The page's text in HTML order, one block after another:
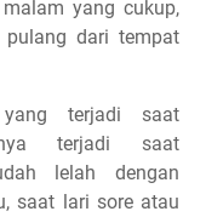
yang cukup,
dari tempat
yang terjadi saat
terjadi saat
lelah dengan
saat lari sore atau